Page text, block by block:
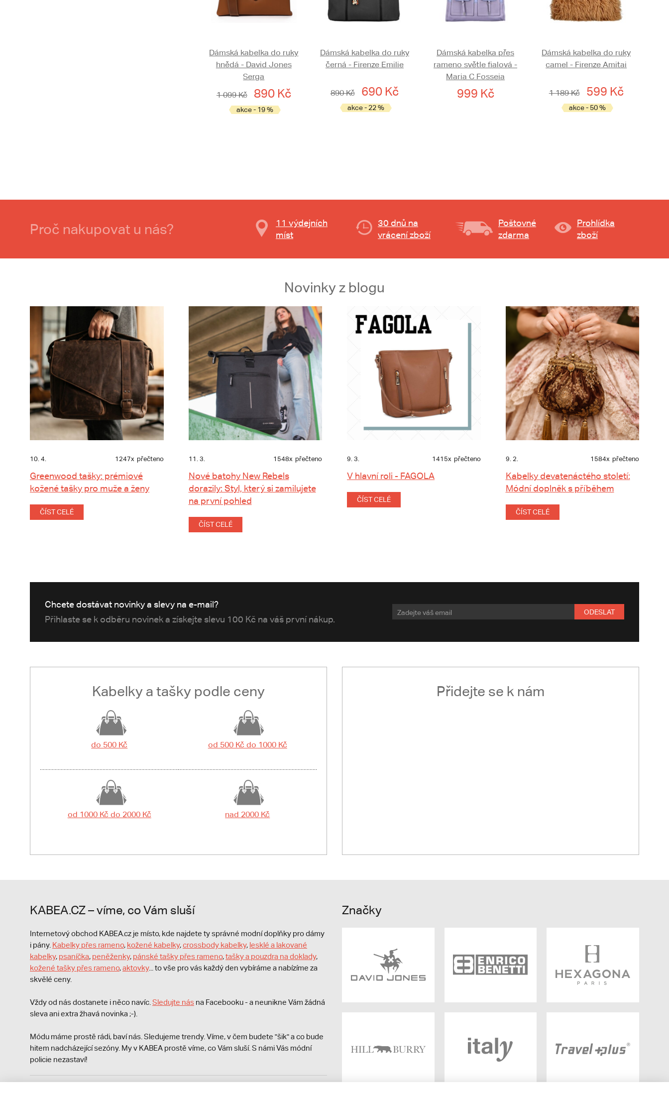
Dámská kabelka do ruky
hnědá - David Jones
Serga
1 099 Kč
890 Kč
akce - 19 %
Dámská kabelka do ruky
černá - Firenze Emilie
890 Kč 690 Kč
akce - 22 %
Dámská kabelka přes
rameno světle fialová -
Maria C Fosseia
999 Kč
Dámská kabelka do ruky
camel - Firenze Amitai
1 189 Kč 599 Kč
akce - 50 %
Proč nakupovat u nás?
11 výdejních
míst
30 dnů na
vrácení zboží
Poštovné
zdarma
Prohlídka
zboží
Novinky z blogu
10. 4. 1247x přečteno
Greenwood tašky: prémiové
kožené tašky pro muže a ženy
ČÍST CELÉ
11. 3. 1548x přečteno
Nové batohy New Rebels
dorazily: Styl, který si zamilujete
na první pohled
ČÍST CELÉ
9. 3. 1415x přečteno
V hlavní roli - FAGOLA
ČÍST CELÉ
9. 2. 1584x přečteno
Kabelky devatenáctého století:
Módní doplněk s příběhem
ČÍST CELÉ
Chcete dostávat novinky a slevy na e-mail?
Přihlaste se k odběru novinek a získejte slevu 100 Kč na váš první nákup.
ODESLAT
Kabelky a tašky podle ceny
do 500 Kč od 500 Kč do 1000 Kč
od 1000 Kč do 2000 Kč nad 2000 Kč
Přidejte se k nám
KABEA.CZ – víme, co Vám sluší
Internetový obchod KABEA.cz je místo, kde najdete ty správné modní doplňky pro dámy
i pány. Kabelky přes rameno, kožené kabelky,crossbody kabelky, lesklé a lakované
kabelky, psaníčka, peněženky, pánské tašky přes rameno,tašky a pouzdra na doklady,
kožené tašky přes rameno,aktovky... to vše pro vás každý den vybíráme a nabízíme za
skvělé ceny.
Vždy od nás dostanete i něco navíc. Sledujte nás na Facebooku - a neunikne Vám žádná
sleva ani extra žhavá novinka ;-).
Módu máme prostě rádi, baví nás. Sledujeme trendy. Víme, v čem budete "šik" a co bude
hitem nadcházející sezóny. My v KABEA prostě víme, co Vám sluší. S námi Vás módní
policie nezastaví!
Značky